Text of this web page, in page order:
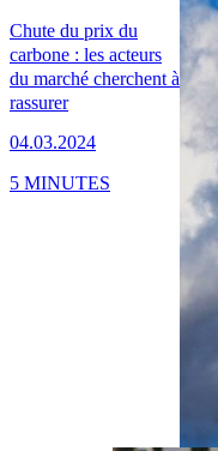
Chute du prix du
carbone : les acteurs
du marché cherchent à
rassurer
04.03.2024
5 MINUTES